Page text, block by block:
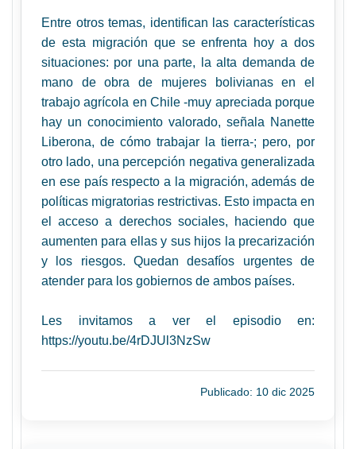
Entre otros temas, identifican las características
de esta migración que se enfrenta hoy a dos
situaciones: por una parte, la alta demanda de
mano de obra de mujeres bolivianas en el
trabajo agrícola en Chile -muy apreciada porque
hay un conocimiento valorado, señala Nanette
Liberona, de cómo trabajar la tierra-; pero, por
otro lado, una percepción negativa generalizada
en ese país respecto a la migración, además de
políticas migratorias restrictivas. Esto impacta en
el acceso a derechos sociales, haciendo que
aumenten para ellas y sus hijos la precarización
y los riesgos. Quedan desafíos urgentes de
atender para los gobiernos de ambos países.
Les invitamos a ver el episodio en:
https://youtu.be/4rDJUl3NzSw
Publicado: 10 dic 2025